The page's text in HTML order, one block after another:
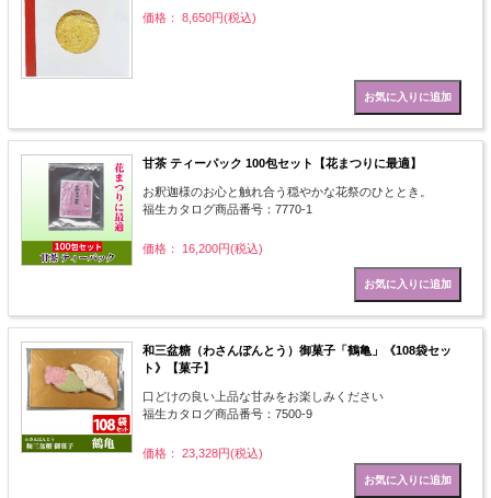
価格： 8,650円(税込)
甘茶 ティーパック 100包セット【花まつりに最適】
お釈迦様のお心と触れ合う穏やかな花祭のひととき。
福生カタログ商品番号：7770-1
価格： 16,200円(税込)
和三盆糖（わさんぼんとう）御菓子「鶴亀」《108袋セッ
ト》【菓子】
口どけの良い上品な甘みをお楽しみください
福生カタログ商品番号：7500-9
価格： 23,328円(税込)